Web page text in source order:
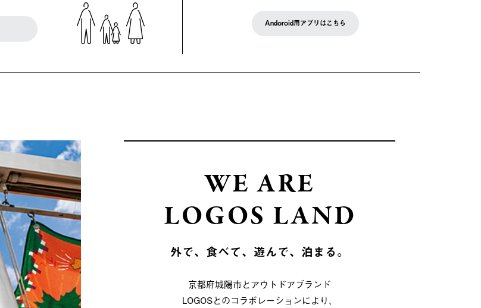
Andoroid用アプリはこちら
WE ARE
LOGOS LAND
外で、食べて、遊んで、泊まる。
京都府城陽市とアウトドアブランド
LOGOSとのコラボレーションにより、